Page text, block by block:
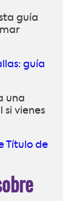
guía
guía
una
si vienes
Título de